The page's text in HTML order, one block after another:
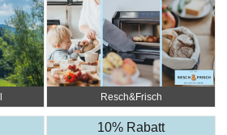
Resch&Frisch
10% Rabatt